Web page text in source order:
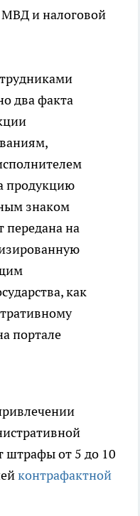
и налоговой
два факта
продукцию
знаком
передана на
как
портале
штрафы от 5 до 10
контрафактной